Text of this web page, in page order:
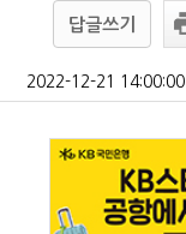
답글쓰기
2022-12-21 14:00:00